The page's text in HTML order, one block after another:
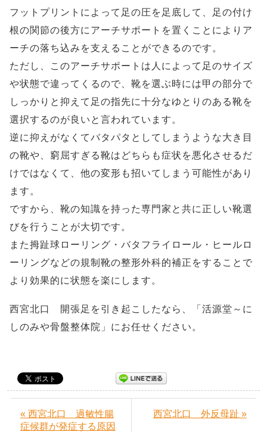
フットプリントによって足の圧を足底して、足の付け
根の関節の後方にアーチサポートを置くことによりア
ーチの落ち込みを支えることができるのです。
ただし、このアーチサポートは人によって足のサイズ
や状態で違ってくるので、靴を選ぶ時には甲の部分で
しっかりと抑えて足の指先に十分なゆとりのある靴を
選択するのが良いと言われています。
逆に抑えがなくてバタパタとしてしまうような大き目
の靴や、窮屈すぎる靴はどちらも症状を悪化させるだ
けではなくて、他の変形も招いてしまう可能性があり
ます。
ですから、靴の知識を持った専門家と共に正しい靴選
びを行うことが大切です。
また拇趾球ローリング・バタフライロール・ヒールロ
ーリングなどの規制靴の整形外科的補正をすることで
より効果的に状態を楽にします。
西宮北口 開張足を引き起こしたなら、「活源堂～に
しのみや骨盤整体院」にお任せください。
« 西宮北口 過敏性腸
症候群が発症する原因
西宮北口 外反母趾 »